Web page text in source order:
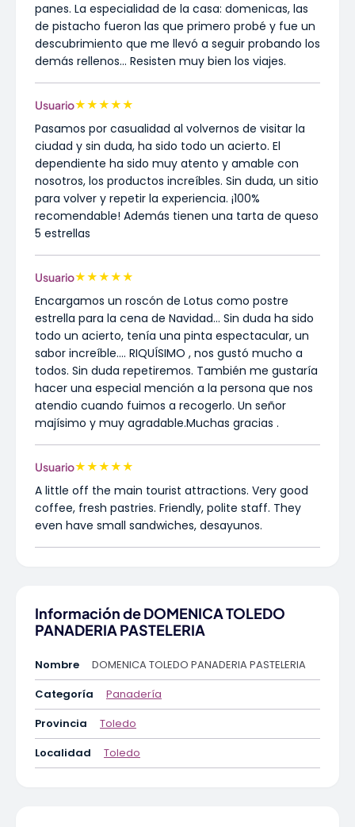
panes. La especialidad de la casa: domenicas, las
de pistacho fueron las que primero probé y fue un
descubrimiento que me llevó a seguir probando los
demás rellenos... Resisten muy bien los viajes.
Usuario★★★★★
Pasamos por casualidad al volvernos de visitar la
ciudad y sin duda, ha sido todo un acierto. El
dependiente ha sido muy atento y amable con
nosotros, los productos increíbles. Sin duda, un sitio
para volver y repetir la experiencia. ¡100%
recomendable! Además tienen una tarta de queso
5 estrellas
Usuario★★★★★
Encargamos un roscón de Lotus como postre
estrella para la cena de Navidad... Sin duda ha sido
todo un acierto, tenía una pinta espectacular, un
sabor increíble.... RIQUÍSIMO , nos gustó mucho a
todos. Sin duda repetiremos. También me gustaría
hacer una especial mención a la persona que nos
atendio cuando fuimos a recogerlo. Un señor
majísimo y muy agradable.Muchas gracias .
Usuario★★★★★
A little off the main tourist attractions. Very good
coffee, fresh pastries. Friendly, polite staff. They
even have small sandwiches, desayunos.
Información de DOMENICA TOLEDO
PANADERIA PASTELERIA
Nombre
DOMENICA TOLEDO PANADERIA PASTELERIA
Categoría
Panadería
Provincia
Toledo
Localidad
Toledo